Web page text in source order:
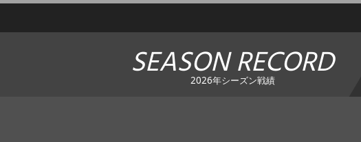
SEASON RECORD
2026年シーズン戦績